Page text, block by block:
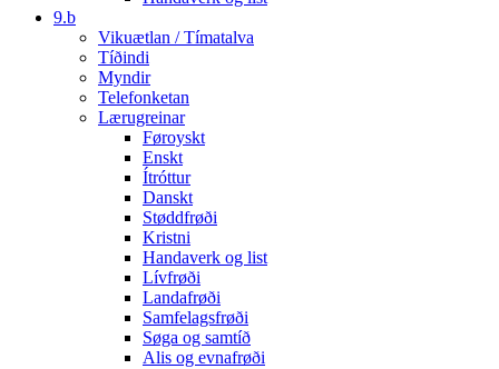
9.b
Vikuætlan / Tímatalva
Tíðindi
Myndir
Telefonketan
Lærugreinar
Føroyskt
Enskt
Ítróttur
Danskt
Støddfrøði
Kristni
Handaverk og list
Lívfrøði
Landafrøði
Samfelagsfrøði
Søga og samtíð
Alis og evnafrøði